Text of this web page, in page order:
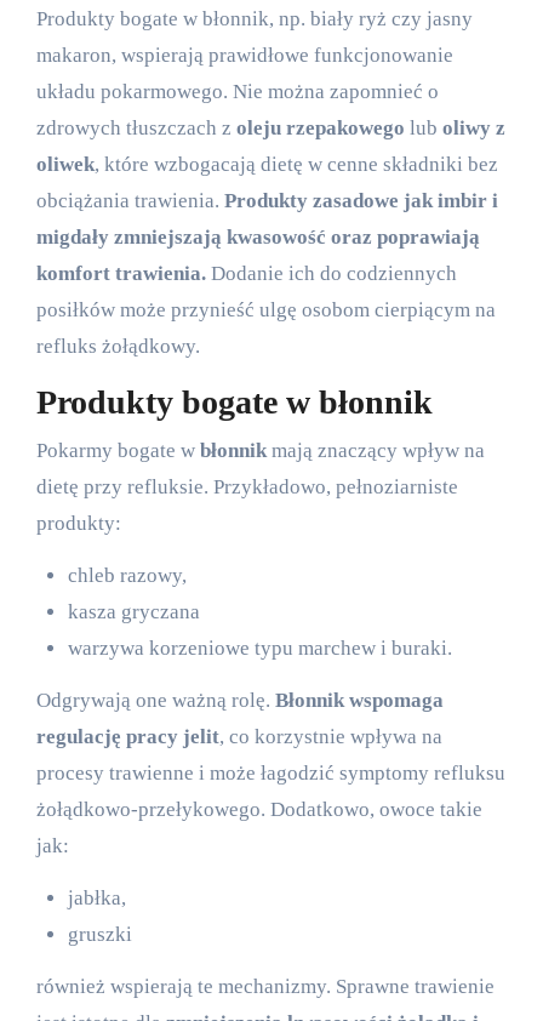
Produkty bogate w błonnik, np. biały ryż czy jasny
makaron, wspierają prawidłowe funkcjonowanie
układu pokarmowego. Nie można zapomnieć o
zdrowych tłuszczach z oleju rzepakowego lub oliwy z
oliwek, które wzbogacają dietę w cenne składniki bez
obciążania trawienia. Produkty zasadowe jak imbir i
migdały zmniejszają kwasowość oraz poprawiają
komfort trawienia.Dodanie ich do codziennych
posiłków może przynieść ulgę osobom cierpiącym na
refluks żołądkowy.
Produkty bogate w błonnik
Pokarmy bogate w błonnikmają znaczący wpływ na
dietę przy refluksie. Przykładowo, pełnoziarniste
produkty:
chleb razowy,
kasza gryczana
warzywa korzeniowe typu marchew i buraki.
Odgrywają one ważną rolę. Błonnik wspomaga
regulację pracy jelit, co korzystnie wpływa na
procesy trawienne i może łagodzić symptomy refluksu
żołądkowo-przełykowego. Dodatkowo, owoce takie
jak:
jabłka,
gruszki
również wspierają te mechanizmy. Sprawne trawienie